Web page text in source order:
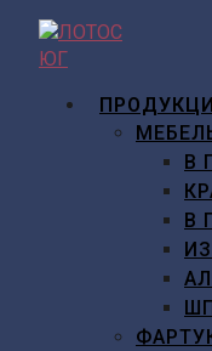
Перейти
содержимому
В
В